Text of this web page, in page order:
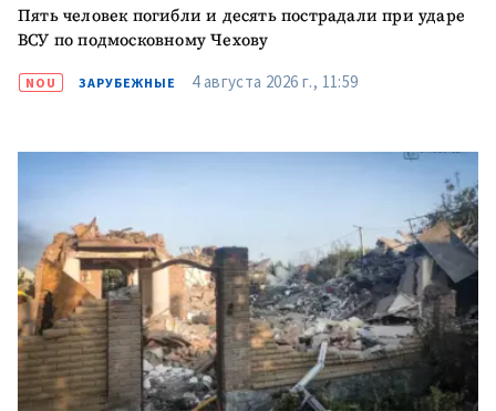
Пять человек погибли и десять пострадали при ударе
ВСУ по подмосковному Чехову
NOU ЗАРУБЕЖНЫЕ 4 августа 2026 г., 11:59